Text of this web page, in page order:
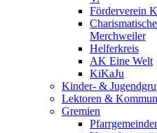
Förderverein
Merchweiler
Helferkreis
AK Eine Welt
KiKaJu
Kinder- &
Lektoren &
Gremien